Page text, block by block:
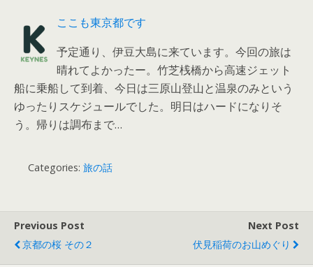
ここも東京都です
予定通り、伊豆大島に来ています。今回の旅は
晴れてよかったー。竹芝桟橋から高速ジェット
船に乗船して到着、今日は三原山登山と温泉のみという
ゆったりスケジュールでした。明日はハードになりそ
う。帰りは調布まで…
Categories: 旅の話
Previous Post
京都の桜 その２
Next Post
伏見稲荷のお山めぐり